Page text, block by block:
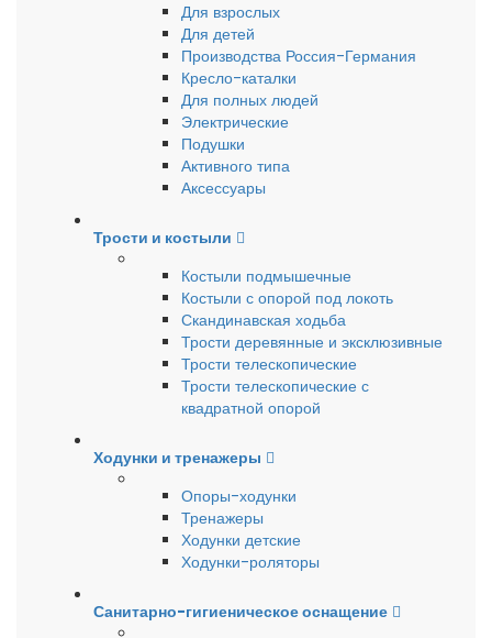
Для взрослых
Для детей
Производства Россия-Германия
Кресло-каталки
Для полных людей
Электрические
Подушки
Активного типа
Аксессуары
Трости и костыли
Костыли подмышечные
Костыли с опорой под локоть
Скандинавская ходьба
Трости деревянные и эксклюзивные
Трости телескопические
Трости телескопические с
квадратной опорой
Ходунки и тренажеры
Опоры-ходунки
Тренажеры
Ходунки детские
Ходунки-роляторы
Санитарно-гигиеническое оснащение